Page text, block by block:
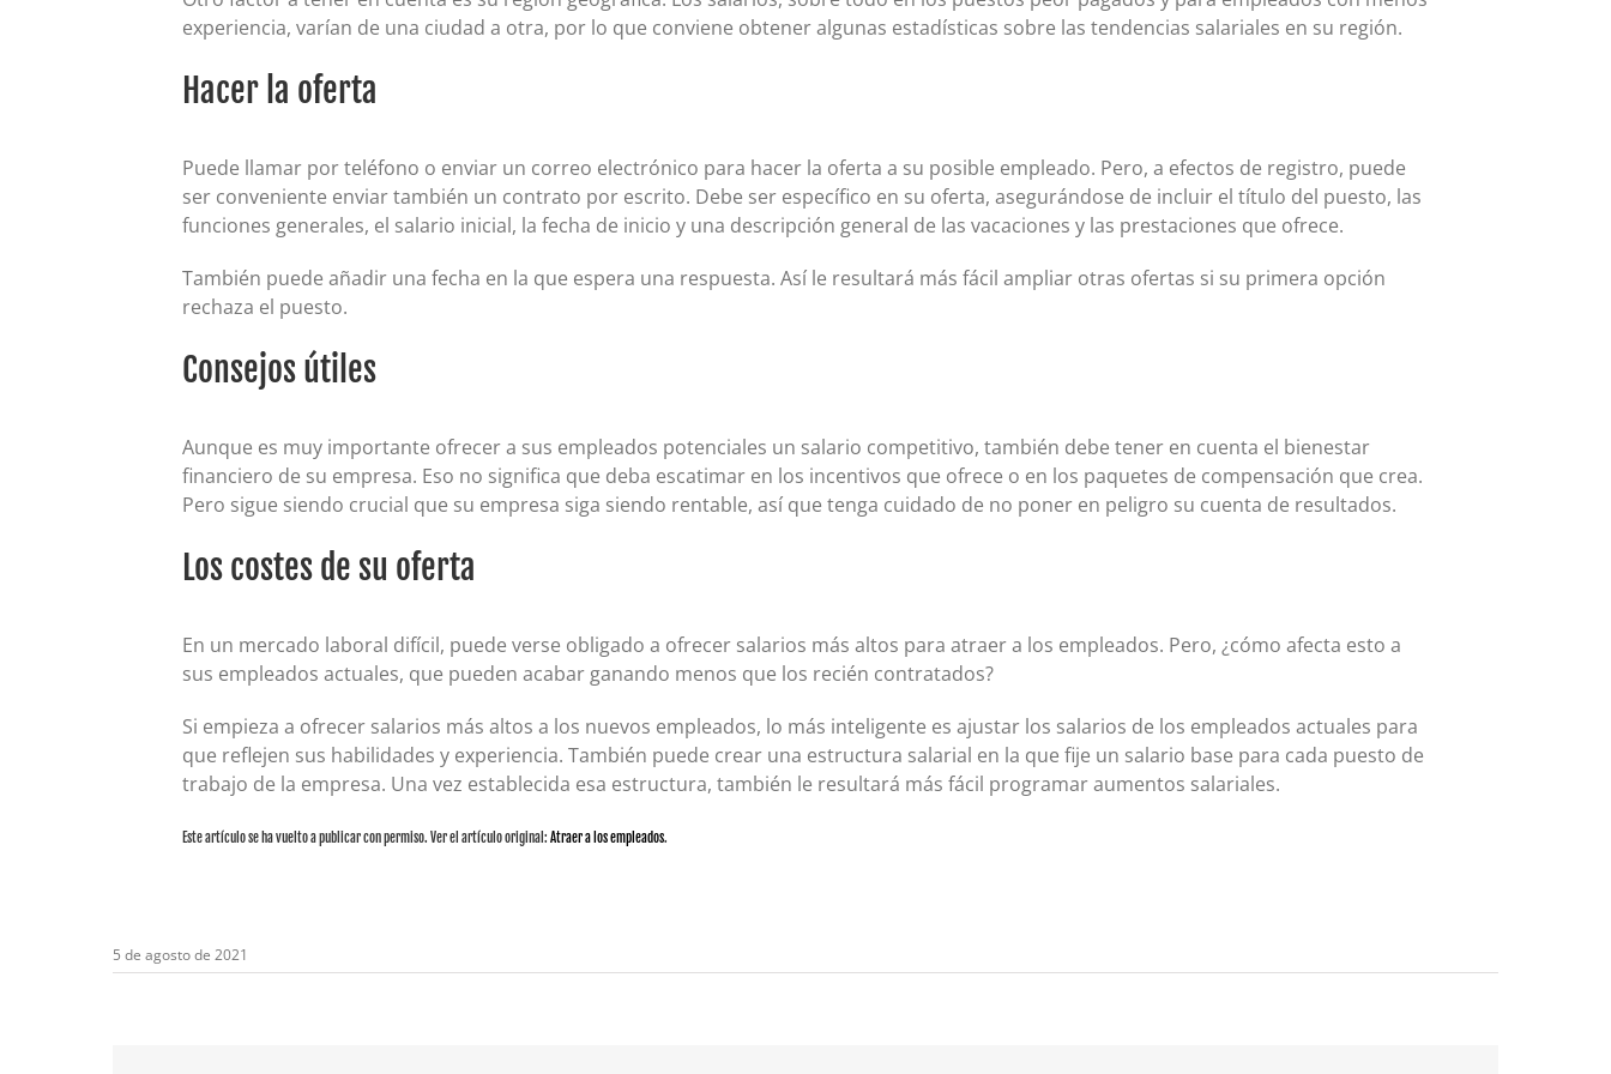
experiencia, varían de una ciudad a otra, por lo que conviene obtener algunas estadísticas sobre las tendencias salariales en su región.
Hacer la oferta
Puede llamar por teléfono o enviar un correo electrónico para hacer la oferta a su posible empleado. Pero, a efectos de registro, puede
ser conveniente enviar también un contrato por escrito. Debe ser específico en su oferta, asegurándose de incluir el título del puesto, las
funciones generales, el salario inicial, la fecha de inicio y una descripción general de las vacaciones y las prestaciones que ofrece.
También puede añadir una fecha en la que espera una respuesta. Así le resultará más fácil ampliar otras ofertas si su primera opción
rechaza el puesto.
Consejos útiles
Aunque es muy importante ofrecer a sus empleados potenciales un salario competitivo, también debe tener en cuenta el bienestar
financiero de su empresa. Eso no significa que deba escatimar en los incentivos que ofrece o en los paquetes de compensación que crea.
Pero sigue siendo crucial que su empresa siga siendo rentable, así que tenga cuidado de no poner en peligro su cuenta de resultados.
Los costes de su oferta
En un mercado laboral difícil, puede verse obligado a ofrecer salarios más altos para atraer a los empleados. Pero, ¿cómo afecta esto a
sus empleados actuales, que pueden acabar ganando menos que los recién contratados?
Si empieza a ofrecer salarios más altos a los nuevos empleados, lo más inteligente es ajustar los salarios de los empleados actuales para
que reflejen sus habilidades y experiencia. También puede crear una estructura salarial en la que fije un salario base para cada puesto de
trabajo de la empresa. Una vez establecida esa estructura, también le resultará más fácil programar aumentos salariales.
Este artículo se ha vuelto a publicar con permiso. Ver el artículo original: Atraer a los empleados.
5 de agosto de 2021